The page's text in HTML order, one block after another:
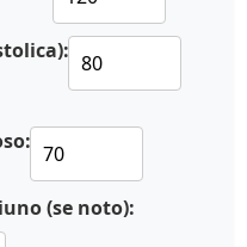
(se noto):